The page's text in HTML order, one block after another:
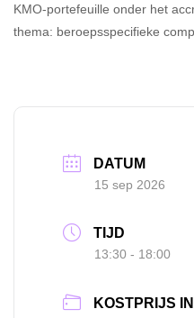
KMO-portefeuille onder het
thema: beroepsspecifieke
DATUM
15 sep 2026
TIJD
13:30 - 18:00
KOSTPRIJS